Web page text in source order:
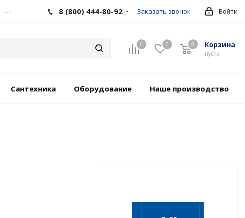
... Войти
8 (800) 444-80-92 Заказать звонок
0 0 Корзина
пуста
0
Сантехника Оборудование Наше производство